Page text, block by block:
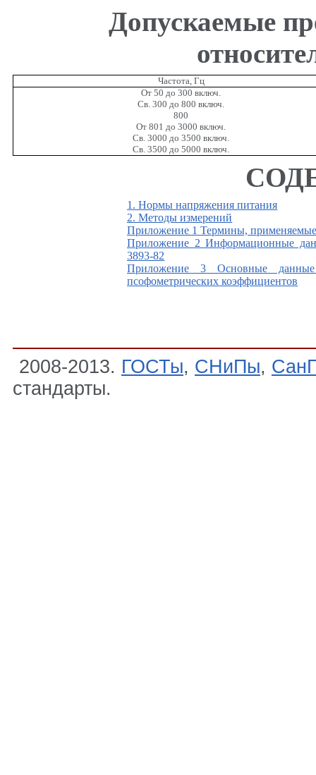
Допускаемые
Частота, Гц
От 50 до 300 включ.
Св. 300 до 800 включ.
800
От 801 до 3000 включ.
Св. 3000 до 3500 включ.
Св. 3500 до 5000 включ.
1. Нормы напряжения питания
2. Методы измерений
Приложение 1Термины, применяемые
Приложение 2Информационные
3893-82
Приложение 3Основные
псофометрических коэффициентов
2008-2013. ГОСТы, СНиПы,
стандарты.